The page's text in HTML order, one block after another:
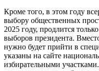
Кроме того, в этом году
выбору общественных
2025 году, продлится
выборов президента.
нужно будет прийти в
указаны на сайте
избирательными